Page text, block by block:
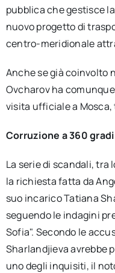
pubblica che gestisce
nuovo progetto di
centro-meridionale
Anche se già coinvolto
Ovcharov ha
visita ufficiale a Mosca,
Corruzione a 360 gradi
La serie di scandali, tra
la richiesta fatta da
suo incarico Tatiana
seguendo le indagini
Sofia". Secondo le
Sharlandjieva avrebbe
uno degli inquisiti, il